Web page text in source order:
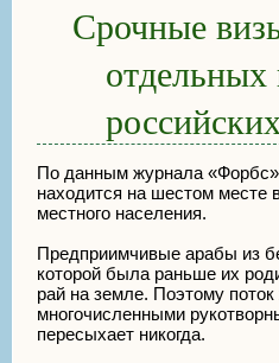
Срочные
отдельных
По данным журнала
находится на шестом месте
местного населения.
Предприимчивые арабы из
которой была раньше их
рай на земле. Поэтому
многочисленными
пересыхает никогда.